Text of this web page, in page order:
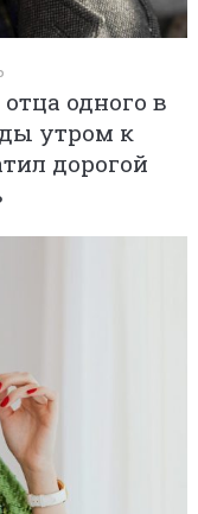
одного в
утром к
дорогой